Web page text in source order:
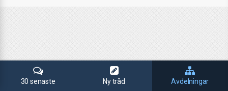
30 senaste Ny tråd Avdelningar